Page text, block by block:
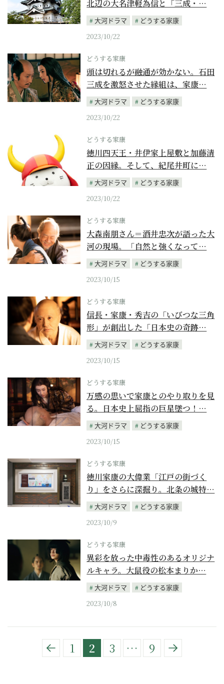
北辺の大名津軽為信と「三成・…
大河ドラマ
どうする家康
2023/10/22
どうする家康
頭は切れるが融通が効かない。石田
三成を激怒させた縁組は、家康…
大河ドラマ
どうする家康
2023/10/22
どうする家康
徳川四天王・井伊家上屋敷と加藤清
正の因縁。そして、紀尾井町に…
大河ドラマ
どうする家康
2023/10/22
どうする家康
大森南朋さん＝酒井忠次が語った大
河の現場。「自然と強くなって…
大河ドラマ
どうする家康
2023/10/15
どうする家康
信長・家康・秀吉の「いびつな三角
形」が創出した「日本史の奇跡…
大河ドラマ
どうする家康
2023/10/15
どうする家康
万感の思いで家康とのやり取りを見
る。日本史上屈指の巨星墜つ！…
大河ドラマ
どうする家康
2023/10/15
どうする家康
徳川家康の大偉業「江戸の街づく
り」をさらに深掘り。北条の城特…
大河ドラマ
どうする家康
2023/10/9
どうする家康
異彩を放った中毒性のあるオリジナ
ルキャラ。大鼠役の松本まりか…
大河ドラマ
どうする家康
2023/10/8
1 2 3 … 9